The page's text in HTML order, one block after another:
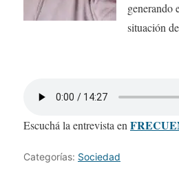
generando
situación
Escuchá la entrevista en
Categorías: Sociedad